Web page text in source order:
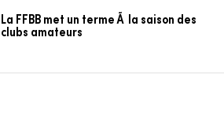
La FFBB met un terme Ã la saison des
clubs amateurs